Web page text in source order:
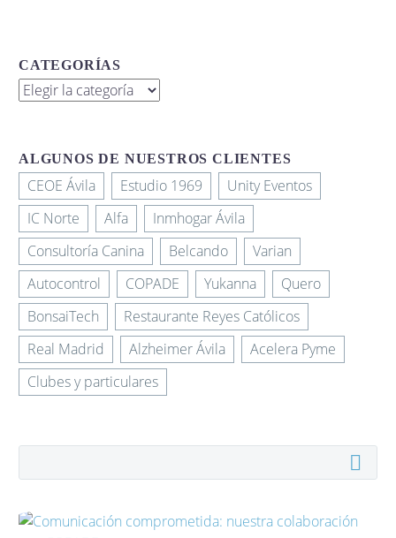
CATEGORÍAS
Categorías
ALGUNOS DE NUESTROS CLIENTES
CEOE Ávila Estudio 1969
Unity Eventos
IC Norte
Alfa
Inmhogar Ávila
Consultoría Canina
Belcando
Varian
Autocontrol
COPADE Yukanna
Quero
BonsaiTech
Restaurante Reyes Católicos
Real Madrid
Alzheimer Ávila
Acelera Pyme
Clubes y particulares